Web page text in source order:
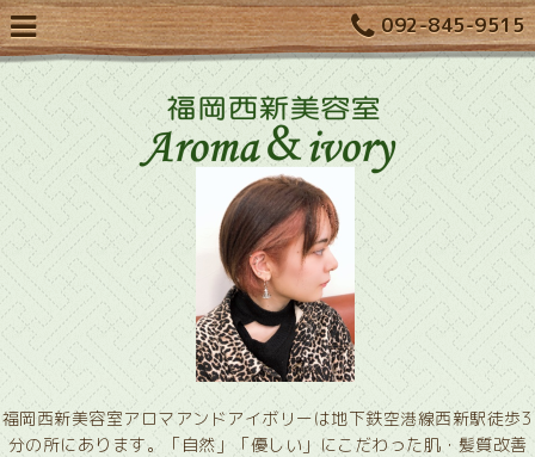
092-845-9515
福岡西新美容室アロマアンドアイボリーは地下鉄空港線西新駅徒歩3
分の所にあります。「自然」「優しい」にこだわった肌・髪質改善